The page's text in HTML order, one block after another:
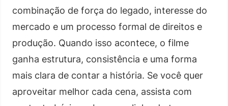
combinação de força do legado, interesse do
mercado e um processo formal de direitos e
produção. Quando isso acontece, o filme
ganha estrutura, consistência e uma forma
mais clara de contar a história. Se você quer
aproveitar melhor cada cena, assista com